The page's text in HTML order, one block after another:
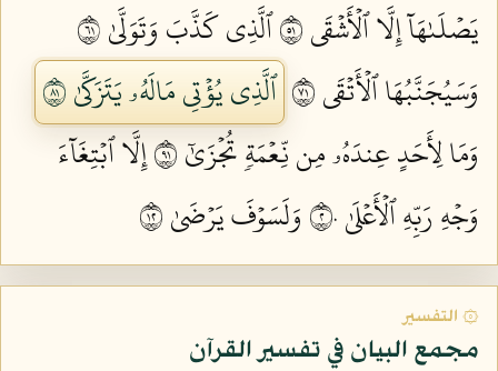
يَصۡلَىٰهَآ إِلَّا ٱلۡأَشۡقَى ١٥
ٱلَّذِي كَذَّبَ وَتَوَلَّىٰ ١٦
وَسَيُجَنَّبُهَا ٱلۡأَتۡقَى ١٧
ٱلَّذِي يُؤۡتِي مَالَهُۥ يَتَزَكَّىٰ ١٨
وَمَا لِأَحَدٍ عِندَهُۥ مِن نِّعۡمَةٖ تُجۡزَىٰٓ ١٩
إِلَّا ٱبۡتِغَآءَ
وَجۡهِ رَبِّهِ ٱلۡأَعۡلَىٰ ٢٠
وَلَسَوۡفَ يَرۡضَىٰ ٢١
۞ التفسير
مجمع البيان في تفسير القرآن